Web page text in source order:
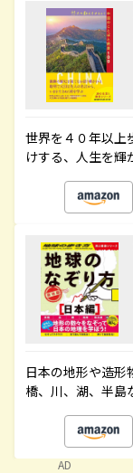
世界を４０年以上
けする、人生を輝
日本の地形や造形
橋、川、湖、半島
AD